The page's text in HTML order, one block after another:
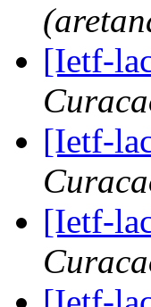
[Ietf-
[Ietf-
[Ietf-